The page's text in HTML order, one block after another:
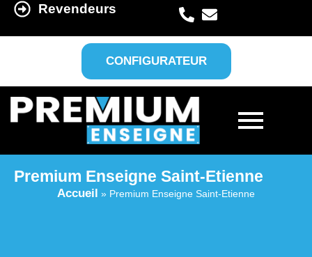
Revendeurs
CONFIGURATEUR
Premium Enseigne Saint-Etienne
Accueil » Premium Enseigne Saint-Etienne